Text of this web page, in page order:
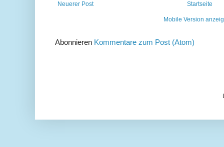
Neuerer Post Startseite
Mobile Version
Abonnieren Kommentare zum Post (Atom)